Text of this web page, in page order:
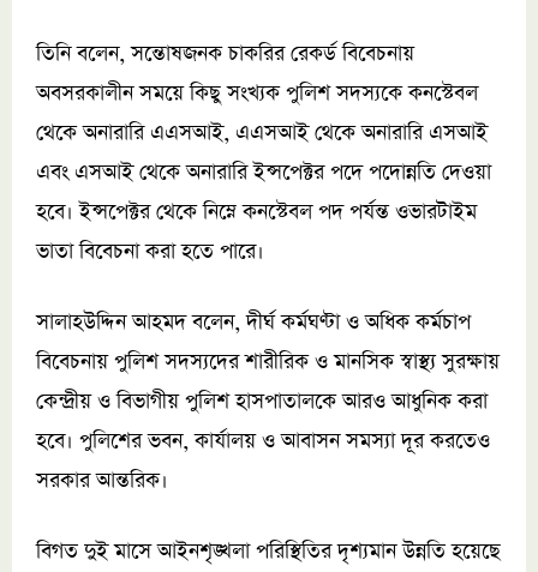
তিনি বলেন, সন্তোষজনক চাকরির রেকর্ড বিবেচনায়
অবসরকালীন সময়ে কিছু সংখ্যক পুলিশ সদস্যকে কনস্টেবল
থেকে অনারারি এএসআই, এএসআই থেকে অনারারি এসআই
এবং এসআই থেকে অনারারি ইন্সপেক্টর পদে পদোন্নতি দেওয়া
হবে। ইন্সপেক্টর থেকে নিম্নে কনস্টেবল পদ পর্যন্ত ওভারটাইম
ভাতা বিবেচনা করা হতে পারে।
সালাহউদ্দিন আহমদ বলেন, দীর্ঘ কর্মঘণ্টা ও অধিক কর্মচাপ
বিবেচনায় পুলিশ সদস্যদের শারীরিক ও মানসিক স্বাস্থ্য সুরক্ষায়
কেন্দ্রীয় ও বিভাগীয় পুলিশ হাসপাতালকে আরও আধুনিক করা
হবে। পুলিশের ভবন, কার্যালয় ও আবাসন সমস্যা দূর করতেও
সরকার আন্তরিক।
বিগত দুই মাসে আইনশৃঙ্খলা পরিস্থিতির দৃশ্যমান উন্নতি হয়েছে